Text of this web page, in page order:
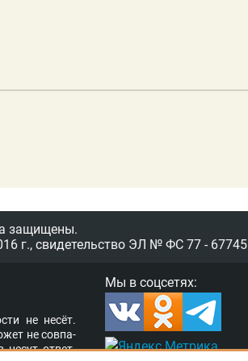
защищены.
г., свидетельство ЭЛ № ФС 77 - 67745
Мы в соцсетях:
не несёт.
не сов­па­
несут от­вет­